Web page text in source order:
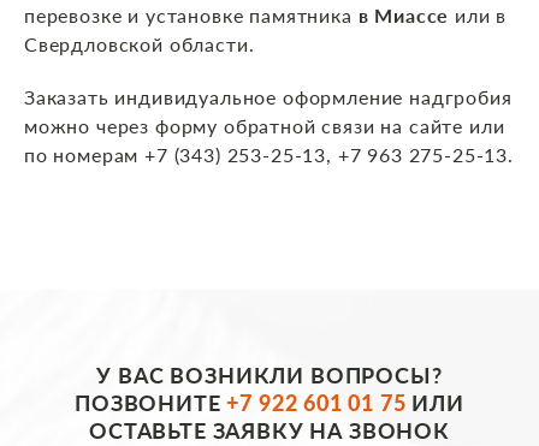
перевозке и установке памятника в Миассе или в
Свердловской области.
Заказать индивидуальное оформление надгробия
можно через форму обратной связи на сайте или
по номерам +7 (343) 253-25-13, +7 963 275-25-13.
У ВАС ВОЗНИКЛИ ВОПРОСЫ?
ПОЗВОНИТЕ+7 922 601 01 75 ИЛИ
ОСТАВЬТЕ ЗАЯВКУ НА ЗВОНОК